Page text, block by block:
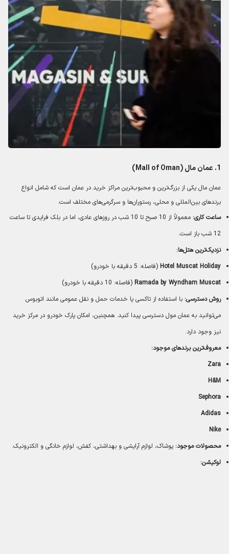
1. عمان مال (Mall of Oman)
عمان مال یکی از بزرگ‌ترین و محبوب‌ترین مراکز خرید در عمان است که شامل انواع
برندهای بین‌المللی و محلی، رستوران‌ها و سرگرمی‌های مختلف است.
ساعت کاری:
معمولاً از 10 صبح تا 10 شب در روزهای عادی، اما در بلک فرایدی تا ساعت
12 شب باز است.
نزدیک‌ترین هتل‌ها:
Hotel Muscat Holiday (فاصله: 5 دقیقه با خودرو)
Ramada by Wyndham Muscat (فاصله: 10 دقیقه با خودرو)
روش دسترسی: با استفاده از تاکسی یا خدمات حمل و نقل عمومی مانند اتوبوس
می‌توانید به عمان مول دسترسی پیدا کنید. همچنین، امکان پارک خودرو در مرکز خرید
نیز وجود دارد.
معروف‌ترین برندهای موجود:
Zara
H&M
Sephora
Adidas
Nike
محصولات موجود: پوشاک، لوازم آرایشی و بهداشتی، کفش، لوازم خانگی و الکترونیک.
لوکیشن: